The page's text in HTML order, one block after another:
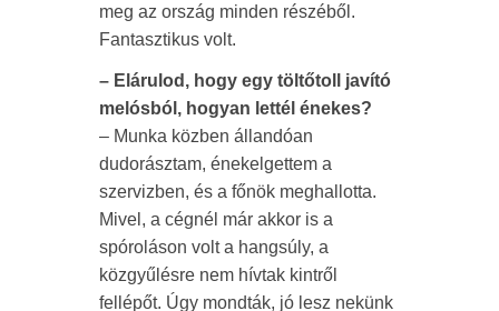
meg az ország minden részéből.
Fantasztikus volt.
– Elárulod, hogy egy töltőtoll javító
melósból, hogyan lettél énekes?
– Munka közben állandóan
dudorásztam, énekelgettem a
szervizben, és a főnök meghallotta.
Mivel, a cégnél már akkor is a
spóroláson volt a hangsúly, a
közgyűlésre nem hívtak kintről
fellépőt. Úgy mondták, jó lesz nekünk